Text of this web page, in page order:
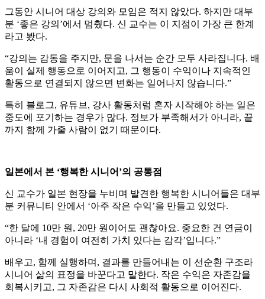
그동안 시니어 대상 강의와 모임은 적지 않았다. 하지만 대부
분 ‘좋은 강의’에서 멈췄다. 신 교수는 이 지점이 가장 큰 한계
라고 봤다.
“강의는 감동을 주지만, 문을 나서는 순간 모두 사라집니다. 배
움이 실제 행동으로 이어지고, 그 행동이 수익이나 지속적인
활동으로 연결되지 않으면 변화는 일어나지 않습니다.”
특히 블로그, 유튜브, 강사 활동처럼 혼자 시작해야 하는 일은
중도에 포기하는 경우가 많다. 정보가 부족해서가 아니라, 끝
까지 함께 가줄 사람이 없기 때문이다.
일본에서 본 ‘행복한 시니어’의 공통점
신 교수가 일본 현장을 누비며 발견한 행복한 시니어들은 대부
분 커뮤니티 안에서 ‘아주 작은 수익’을 만들고 있었다.
“한 달에 10만 원, 20만 원이어도 괜찮아요. 중요한 건 연금이
아니라 ‘내 경험이 여전히 가치 있다는 감각’입니다.”
배우고, 함께 실행하며, 결과를 만들어내는 이 선순환 구조라
시니어 삶의 표정을 바꾼다고 말한다. 작은 수익은 자존감을
회복시키고, 그 자존감은 다시 사회적 활동으로 이어진다.